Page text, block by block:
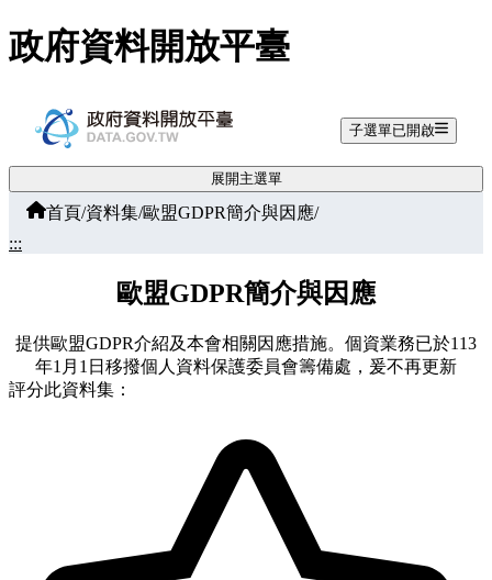
跳至主要內容
政府資料開放平臺
子選單已開啟
展開主選單
首頁/資料集/歐盟GDPR簡介與因應/
:::
歐盟GDPR簡介與因應
提供歐盟GDPR介紹及本會相關因應措施。個資業務已於113
年1月1日移撥個人資料保護委員會籌備處，爰不再更新
評分此資料集：